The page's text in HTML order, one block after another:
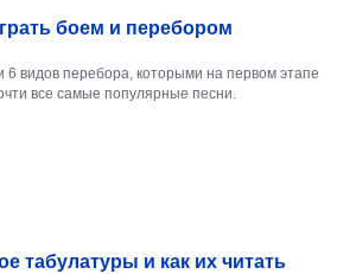
боем и перебором
6 видов перебора, которыми на первом этапе
все самые популярные песни.
табулатуры и как их читать